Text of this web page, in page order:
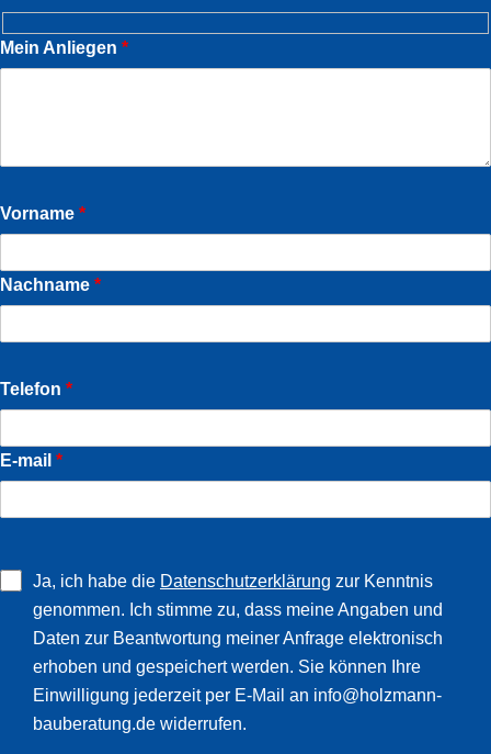
Mein Anliegen *
Vorname *
Nachname *
Telefon *
E-mail *
Ja, ich habe die Datenschutzerklärung zur Kenntnis
genommen. Ich stimme zu, dass meine Angaben und
Daten zur Beantwortung meiner Anfrage elektronisch
erhoben und gespeichert werden. Sie können Ihre
Einwilligung jederzeit per E-Mail an info@holzmann-
bauberatung.de widerrufen.